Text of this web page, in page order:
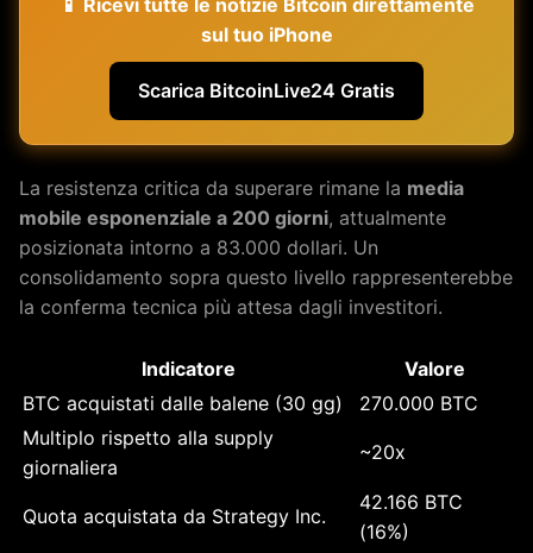
📱 Ricevi tutte le notizie Bitcoin direttamente
sul tuo iPhone
Scarica BitcoinLive24 Gratis
La resistenza critica da superare rimane la media
mobile esponenziale a 200 giorni, attualmente
posizionata intorno a 83.000 dollari. Un
consolidamento sopra questo livello rappresenterebbe
la conferma tecnica più attesa dagli investitori.
Indicatore
Valore
BTC acquistati dalle balene (30 gg)
270.000 BTC
Multiplo rispetto alla supply
giornaliera
~20x
Quota acquistata da Strategy Inc.
42.166 BTC
(16%)